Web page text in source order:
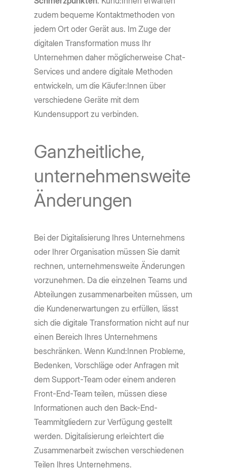
zudem bequeme Kontaktmethoden von
jedem Ort oder Gerät aus. Im Zuge der
digitalen Transformation muss Ihr
Unternehmen daher möglicherweise Chat-
Services und andere digitale Methoden
entwickeln, um die Käufer:Innen über
verschiedene Geräte mit dem
Kundensupport zu verbinden.
Ganzheitliche,
unternehmensweite
Änderungen
Bei der Digitalisierung Ihres Unternehmens
oder Ihrer Organisation müssen Sie damit
rechnen, unternehmensweite Änderungen
vorzunehmen. Da die einzelnen Teams und
Abteilungen zusammenarbeiten müssen, um
die Kundenerwartungen zu erfüllen, lässt
sich die digitale Transformation nicht auf nur
einen Bereich Ihres Unternehmens
beschränken. Wenn Kund:Innen Probleme,
Bedenken, Vorschläge oder Anfragen mit
dem Support-Team oder einem anderen
Front-End-Team teilen, müssen diese
Informationen auch den Back-End-
Teammitgliedern zur Verfügung gestellt
werden. Digitalisierung erleichtert die
Zusammenarbeit zwischen verschiedenen
Teilen Ihres Unternehmens.